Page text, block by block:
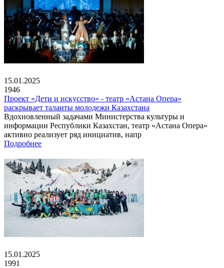
15.01.2025
1946
Проект «Дети и искусство» - театр «Астана Опера»
раскрывает таланты молодежи Казахстана
Вдохновленный задачами Министерства культуры и
информации Республики Казахстан, театр «Астана Опера»
активно реализует ряд инициатив, напр
Подробнее
15.01.2025
1991